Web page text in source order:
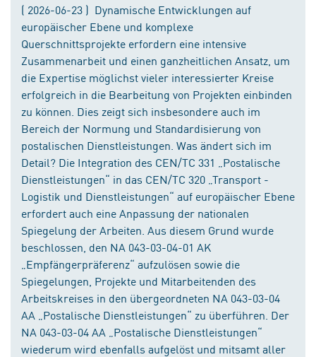
( 2026-06-23 ) Dynamische Entwicklungen auf
europäischer Ebene und komplexe
Querschnittsprojekte erfordern eine intensive
Zusammenarbeit und einen ganzheitlichen Ansatz, um
die Expertise möglichst vieler interessierter Kreise
erfolgreich in die Bearbeitung von Projekten einbinden
zu können. Dies zeigt sich insbesondere auch im
Bereich der Normung und Standardisierung von
postalischen Dienstleistungen. Was ändert sich im
Detail? Die Integration des CEN/TC 331 „Postalische
Dienstleistungen“ in das CEN/TC 320 „Transport -
Logistik und Dienstleistungen“ auf europäischer Ebene
erfordert auch eine Anpassung der nationalen
Spiegelung der Arbeiten. Aus diesem Grund wurde
beschlossen, den NA 043-03-04-01 AK
„Empfängerpräferenz“ aufzulösen sowie die
Spiegelungen, Projekte und Mitarbeitenden des
Arbeitskreises in den übergeordneten NA 043-03-04
AA „Postalische Dienstleistungen“ zu überführen. Der
NA 043-03-04 AA „Postalische Dienstleistungen“
wiederum wird ebenfalls aufgelöst und mitsamt aller